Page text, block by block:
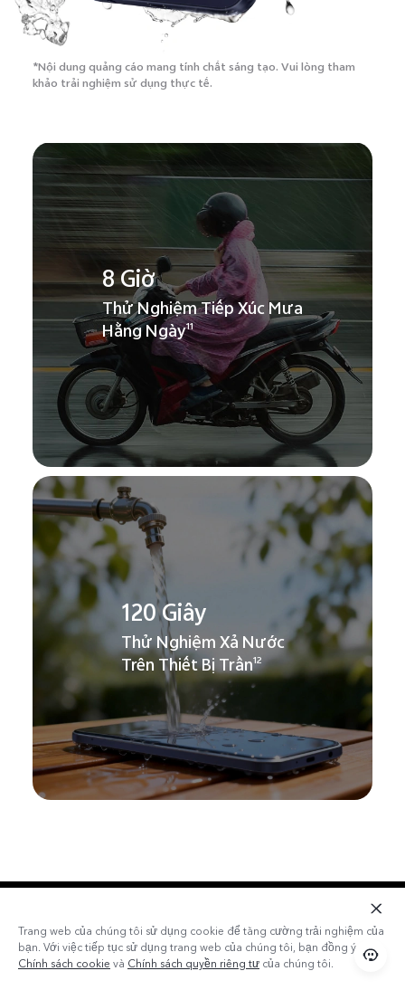
*Nội dung quảng cáo mang tính chất sáng tạo. Vui lòng tham
khảo trải nghiệm sử dụng thực tế.
8 Giờ
Thử Nghiệm Tiếp Xúc Mưa
Hằng Ngày11
120 Giây
Thử Nghiệm Xả Nước
Trên Thiết Bị Trần12
Trang web của chúng tôi sử dụng cookie để tăng cường trải nghiệm của
bạn. Với việc tiếp tục sử dụng trang web của chúng tôi, bạn đồng ý với
Chính sách cookie và Chính sách quyền riêng tư của chúng tôi.